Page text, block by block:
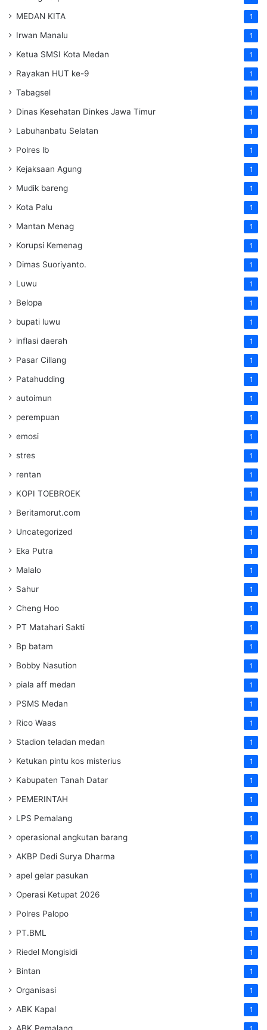
MEDAN KITA 1
Irwan Manalu 1
Ketua SMSI Kota Medan 1
Rayakan HUT ke-9 1
Tabagsel 1
Dinas Kesehatan Dinkes Jawa Timur 1
Labuhanbatu Selatan 1
Polres lb 1
Kejaksaan Agung 1
Mudik bareng 1
Kota Palu 1
Mantan Menag 1
Korupsi Kemenag 1
Dimas Suoriyanto. 1
Luwu 1
Belopa 1
bupati luwu 1
inflasi daerah 1
Pasar Cillang 1
Patahudding 1
autoimun 1
perempuan 1
emosi 1
stres 1
rentan 1
KOPI TOEBROEK 1
Beritamorut.com 1
Uncategorized 1
Eka Putra 1
Malalo 1
Sahur 1
Cheng Hoo 1
PT Matahari Sakti 1
Bp batam 1
Bobby Nasution 1
piala aff medan 1
PSMS Medan 1
Rico Waas 1
Stadion teladan medan 1
Ketukan pintu kos misterius 1
Kabupaten Tanah Datar 1
PEMERINTAH 1
LPS Pemalang 1
operasional angkutan barang 1
AKBP Dedi Surya Dharma 1
apel gelar pasukan 1
Operasi Ketupat 2026 1
Polres Palopo 1
PT.BML 1
Riedel Mongisidi 1
Bintan 1
Organisasi 1
ABK Kapal 1
ABK Pemalang